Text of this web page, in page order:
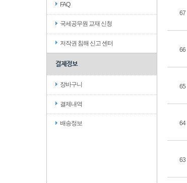
FAQ
국세공무원 교재 신청
저작권 침해 신고 센터
결제정보
장바구니
결제내역
배송정보
67
66
65
64
63